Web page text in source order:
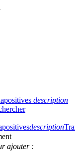
description
description
ajouter :